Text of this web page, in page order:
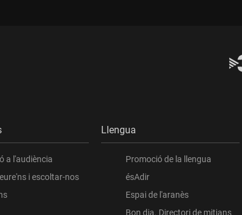
a l'audiència
i escoltar-nos
Llengua
Promoció de la llengua
ésAdir
Espai de l'aranès
Bon dia. Directori de mitjans